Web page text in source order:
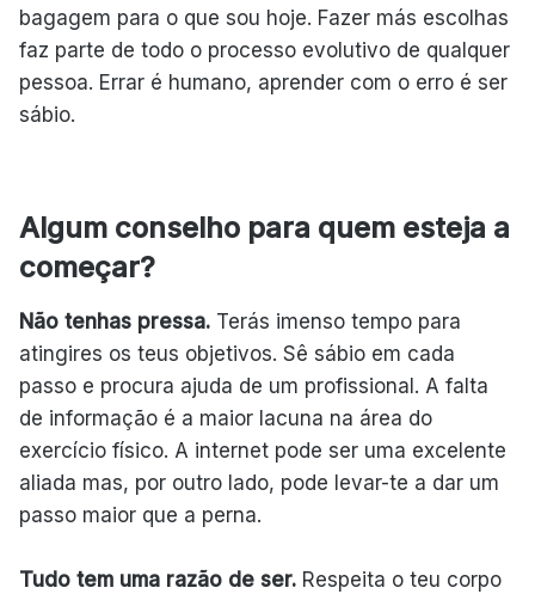
bagagem para o que sou hoje. Fazer más escolhas
faz parte de todo o processo evolutivo de qualquer
pessoa. Errar é humano, aprender com o erro é ser
sábio.
Algum conselho para quem esteja a
começar?
Não tenhas pressa. Terás imenso tempo para
atingires os teus objetivos. Sê sábio em cada
passo e procura ajuda de um profissional. A falta
de informação é a maior lacuna na área do
exercício físico. A internet pode ser uma excelente
aliada mas, por outro lado, pode levar-te a dar um
passo maior que a perna.
Tudo tem uma razão de ser. Respeita o teu corpo